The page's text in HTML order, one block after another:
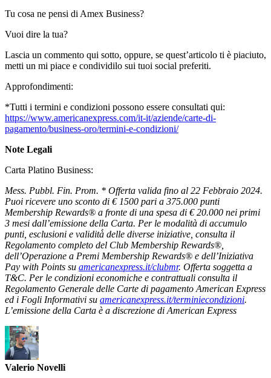
Tu cosa ne pensi di Amex Business?
Vuoi dire la tua?
Lascia un commento qui sotto, oppure, se quest’articolo ti è piaciuto,
metti un mi piace e condividilo sui tuoi social preferiti.
Approfondimenti:
*Tutti i termini e condizioni possono essere consultati qui:
https://www.americanexpress.com/it-it/aziende/carte-di-
pagamento/business-oro/termini-e-condizioni/
Note Legali
Carta Platino Business:
Mess. Pubbl. Fin. Prom. * Offerta valida fino al 22 Febbraio 2024.
Puoi ricevere uno sconto di € 1500 pari a 375.000 punti
Membership Rewards® a fronte di una spesa di € 20.000 nei primi
3 mesi dall’emissione della Carta. Per le modalità di accumulo
punti, esclusioni e validità̀ delle diverse iniziative, consulta il
Regolamento completo del Club Membership Rewards®,
dell’Operazione a Premi Membership Rewards® e dell’Iniziativa
Pay with Points su americanexpress.it/clubmr. Offerta soggetta a
T&C. Per le condizioni economiche e contrattuali consulta il
Regolamento Generale delle Carte di pagamento American Express
ed i Fogli Informativi su americanexpress.it/terminiecondizioni.
L’emissione della Carta è a discrezione di American Express
Valerio Novelli